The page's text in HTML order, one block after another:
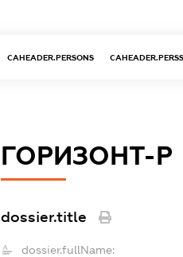
CAHEADER.PERSONS
ГОРИЗОНТ-Р
dossier.title
dossier.fullName: